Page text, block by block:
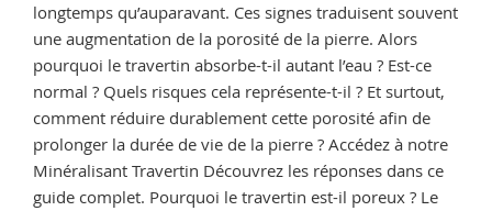
longtemps qu’auparavant. Ces signes traduisent souvent
une augmentation de la porosité de la pierre. Alors
pourquoi le travertin absorbe-t-il autant l’eau ? Est-ce
normal ? Quels risques cela représente-t-il ? Et surtout,
comment réduire durablement cette porosité afin de
prolonger la durée de vie de la pierre ? Accédez à notre
Minéralisant Travertin Découvrez les réponses dans ce
guide complet. Pourquoi le travertin est-il poreux ? Le